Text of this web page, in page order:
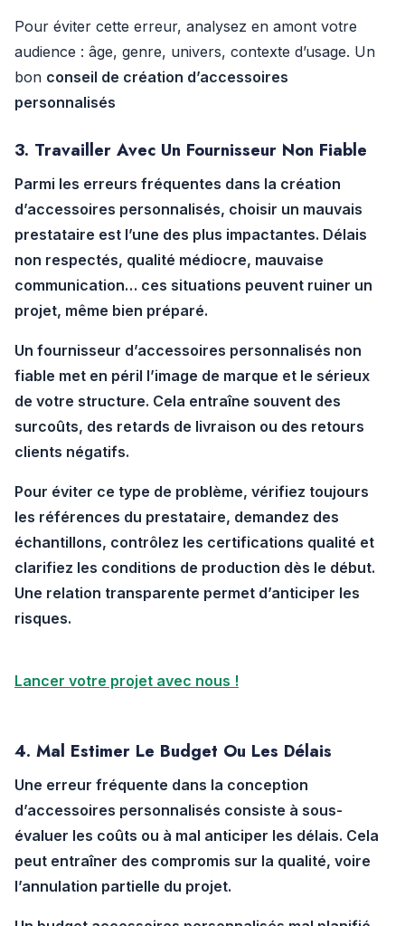
Pour éviter cette erreur, analysez en amont votre
audience : âge, genre, univers, contexte d’usage. Un
bon conseil de création d’accessoires
personnalisés
3. Travailler Avec Un Fournisseur Non Fiable
Parmi les erreurs fréquentes dans la création
d’accessoires personnalisés, choisir un mauvais
prestataire est l’une des plus impactantes. Délais
non respectés, qualité médiocre, mauvaise
communication… ces situations peuvent ruiner un
projet, même bien préparé.
Un fournisseur d’accessoires personnalisés non
fiable met en péril l’image de marque et le sérieux
de votre structure. Cela entraîne souvent des
surcoûts, des retards de livraison ou des retours
clients négatifs.
Pour éviter ce type de problème, vérifiez toujours
les références du prestataire, demandez des
échantillons, contrôlez les certifications qualité et
clarifiez les conditions de production dès le début.
Une relation transparente permet d’anticiper les
risques.
Lancer votre projet avec nous !
4. Mal Estimer Le Budget Ou Les Délais
Une erreur fréquente dans la conception
d’accessoires personnalisés consiste à sous-
évaluer les coûts ou à mal anticiper les délais. Cela
peut entraîner des compromis sur la qualité, voire
l’annulation partielle du projet.